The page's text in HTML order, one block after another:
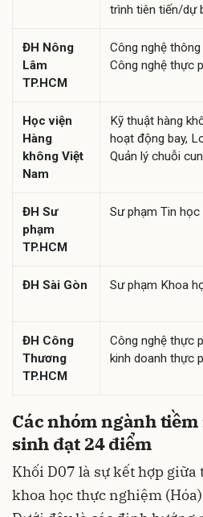
trình tiên tiến/dự
ĐH Nông
Lâm
TP.HCM
Công nghệ thông
Công nghệ thực
Học viện
Hàng
không Việt
Nam
Kỹ thuật hàng
hoạt động bay,
Quản lý chuỗi
ĐH Sư
phạm
TP.HCM
Sư phạm Tin học
ĐH Sài Gòn Sư phạm Khoa
ĐH Công
Thương
TP.HCM
Công nghệ thực
kinh doanh thực
Các nhóm ngành
sinh đạt 24 điểm
Khối D07 là sự kết hợp giữa
khoa học thực nghiệm